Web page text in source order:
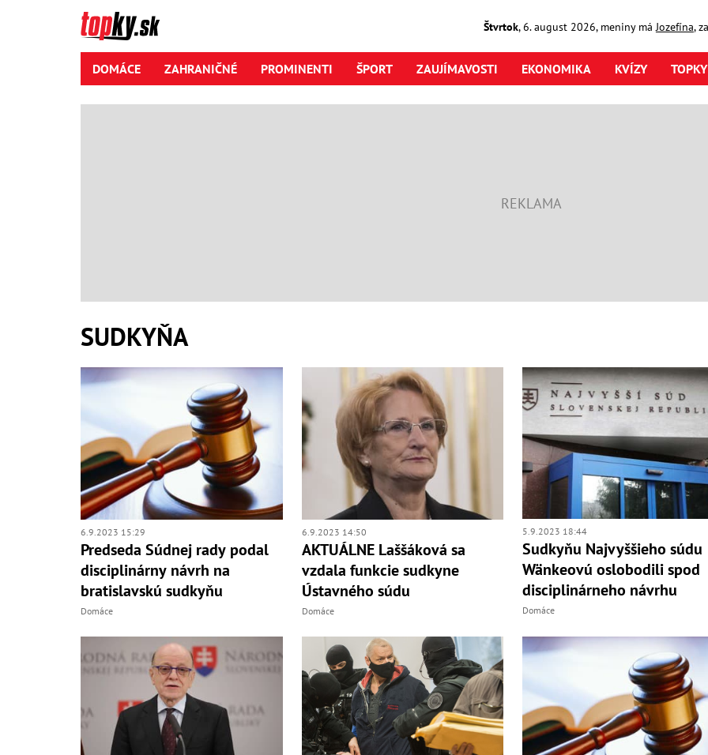
Štvrtok,6. august2026, meniny má Jozefína,
DOMÁCE ZAHRANIČNÉ PROMINENTI ŠPORT ZAUJÍMAVOSTI EKONOMIKA KVÍZY
SUDKYŇA
6.9.2023 15:29
Predseda Súdnej rady podal
disciplinárny návrh na
bratislavskú sudkyňu
Domáce
6.9.2023 14:50
AKTUÁLNE Laššáková sa
vzdala funkcie sudkyne
Ústavného súdu
Domáce
5.9.2023 18:44
Sudkyňu Najvyššieho súdu
Wänkeovú oslobodili spod
disciplinárneho návrhu
Domáce